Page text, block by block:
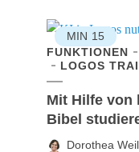
MIN 15
FUNKTIONEN
LOGOS
Mit Hilfe von
Bibel
Dorothea